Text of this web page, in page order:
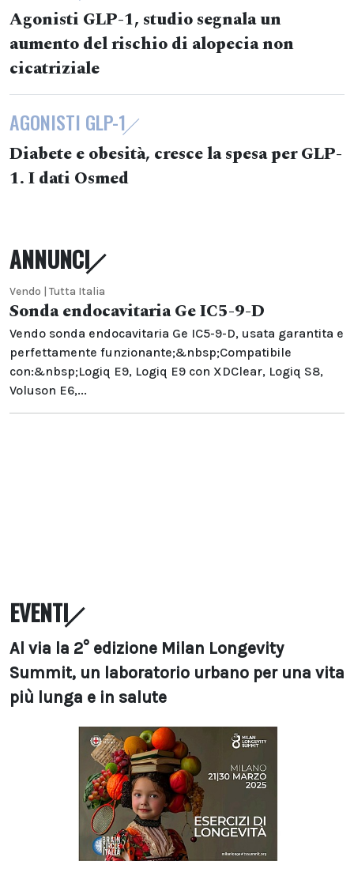
Agonisti GLP-1, studio segnala un
aumento del rischio di alopecia non
cicatriziale
AGONISTI GLP-1
Diabete e obesità, cresce la spesa per GLP-
1. I dati Osmed
ANNUNCI
Vendo | Tutta Italia
Sonda endocavitaria Ge IC5-9-D
Vendo sonda endocavitaria Ge IC5-9-D, usata garantita e
perfettamente funzionante;&nbsp;Compatibile
con:&nbsp;Logiq E9, Logiq E9 con XDClear, Logiq S8,
Voluson E6,...
EVENTI
Al via la 2° edizione Milan Longevity
Summit, un laboratorio urbano per una vita
più lunga e in salute